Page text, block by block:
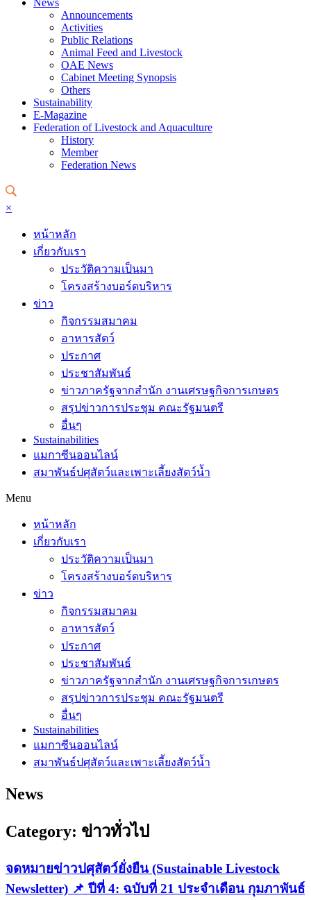
News
Announcements
Activities
Public Relations
Animal Feed and Livestock
OAE News
Cabinet Meeting Synopsis
Others
Sustainability
E-Magazine
Federation of Livestock and Aquaculture
History
Member
Federation News
×
หน้าหลัก
เกี่ยวกับเรา
ประวัติความเป็นมา
โครงสร้างบอร์ดบริหาร
ข่าว
กิจกรรมสมาคม
อาหารสัตว์
ประกาศ
ประชาสัมพันธ์
ข่าวภาครัฐจากสำนัก งานเศรษฐกิจการเกษตร
สรุปข่าวการประชุม คณะรัฐมนตรี
อื่นๆ
Sustainabilities
แมกาซีนออนไลน์
สมาพันธ์ปศุสัตว์และเพาะเลี้ยงสัตว์น้ำ
Menu
หน้าหลัก
เกี่ยวกับเรา
ประวัติความเป็นมา
โครงสร้างบอร์ดบริหาร
ข่าว
กิจกรรมสมาคม
อาหารสัตว์
ประกาศ
ประชาสัมพันธ์
ข่าวภาครัฐจากสำนัก งานเศรษฐกิจการเกษตร
สรุปข่าวการประชุม คณะรัฐมนตรี
อื่นๆ
Sustainabilities
แมกาซีนออนไลน์
สมาพันธ์ปศุสัตว์และเพาะเลี้ยงสัตว์น้ำ
News
Category: ข่าวทั่วไป
จดหมายข่าวปศุสัตว์ยั่งยืน (Sustainable Livestock
Newsletter) 📌 ปีที่ 4: ฉบับที่ 21 ประจำเดือน กุมภาพันธ์